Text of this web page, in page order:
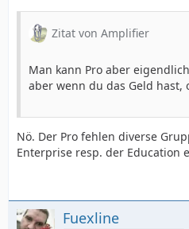
Zitat von Amplifier
Man kann Pro aber
aber wenn du das Geld hast,
Nö. Der Pro fehlen diverse
Enterprise resp. der Education
Fuexline